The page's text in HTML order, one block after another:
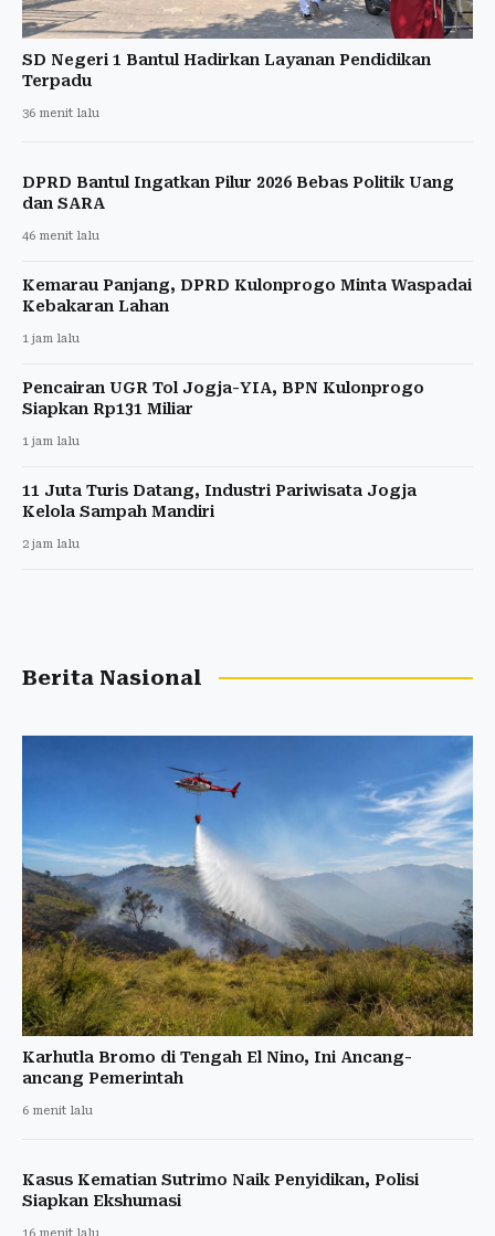
SD Negeri 1 Bantul Hadirkan Layanan Pendidikan
Terpadu
36 menit lalu
DPRD Bantul Ingatkan Pilur 2026 Bebas Politik Uang
dan SARA
46 menit lalu
Kemarau Panjang, DPRD Kulonprogo Minta Waspadai
Kebakaran Lahan
1 jam lalu
Pencairan UGR Tol Jogja-YIA, BPN Kulonprogo
Siapkan Rp131 Miliar
1 jam lalu
11 Juta Turis Datang, Industri Pariwisata Jogja
Kelola Sampah Mandiri
2 jam lalu
Berita Nasional
Karhutla Bromo di Tengah El Nino, Ini Ancang-
ancang Pemerintah
6 menit lalu
Kasus Kematian Sutrimo Naik Penyidikan, Polisi
Siapkan Ekshumasi
16 menit lalu